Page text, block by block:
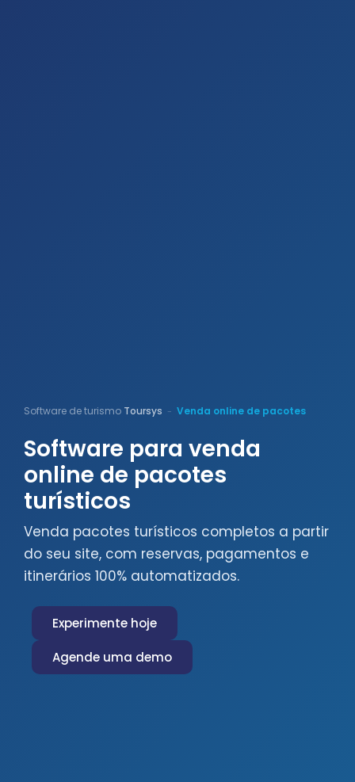
Software de turismo Toursys - Venda online de pacotes
Software para venda
online de pacotes
turísticos
Venda pacotes turísticos completos a partir
do seu site, com reservas, pagamentos e
itinerários 100% automatizados.
Experimente hoje
Agende uma demo